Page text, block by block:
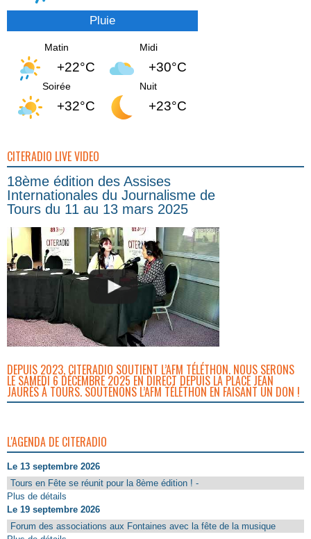
Pluie
Matin
+22°C
Midi
+30°C
Soirée
+32°C
Nuit
+23°C
CITERADIO LIVE VIDEO
18ème édition des Assises
Internationales du Journalisme de
Tours du 11 au 13 mars 2025
DEPUIS 2023, CITERADIO SOUTIENT L’AFM TÉLÉTHON. NOUS SERONS
LE SAMEDI 6 DÉCEMBRE 2025 EN DIRECT DEPUIS LA PLACE JEAN
JAURÈS À TOURS. SOUTENONS L’AFM TÉLÉTHON EN FAISANT UN DON !
L'AGENDA DE CITERADIO
Le 13 septembre 2026
Tours en Fête se réunit pour la 8ème édition ! -
Plus de détails
Le 19 septembre 2026
Forum des associations aux Fontaines avec la fête de la musique